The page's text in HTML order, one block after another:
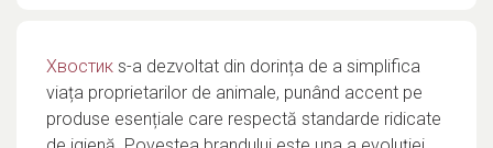
Хвостик s-a dezvoltat din dorința de a simplifica
viața proprietarilor de animale, punând accent pe
produse esențiale care respectă standarde ridicate